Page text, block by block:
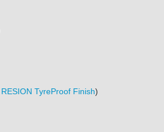
RESION TyreProof Finish)